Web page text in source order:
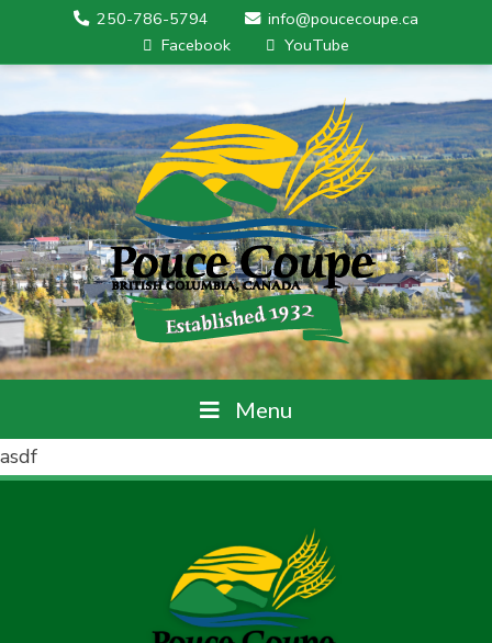
250-786-5794
info@poucecoupe.ca
Facebook
YouTube
Menu
asdf